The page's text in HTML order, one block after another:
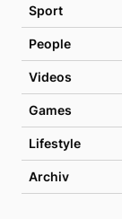
Sport
People
Videos
Games
Lifestyle
Archiv